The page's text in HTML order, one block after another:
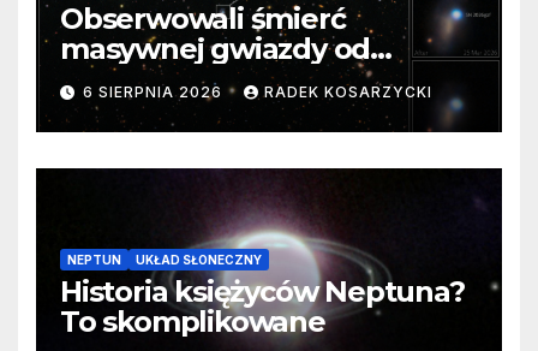
Obserwowali śmierć
masywnej gwiazdy od
samego początku. Niezwykle
cenne dane
6 SIERPNIA 2026 RADEK KOSARZYCKI
NEPTUN UKŁAD SŁONECZNY
Historia księżyców Neptuna?
To skomplikowane